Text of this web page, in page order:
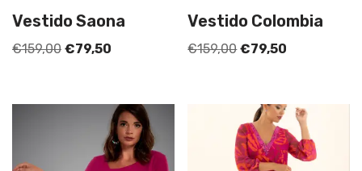
Vestido Saona
€159,00 €79,50
Vestido Colombia
€159,00 €79,50